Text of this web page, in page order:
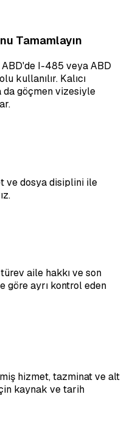
Tamamlayın
I-485 veya ABD
kullanılır. Kalıcı
göçmen vizesiyle
ve dosya disiplini ile
aile hakkı ve son
göre ayrı kontrol eden
hizmet, tazminat ve alt
kaynak ve tarih